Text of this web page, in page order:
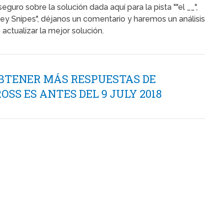
sobre la solución dada aquí para la pista ""el __",
Snipes", déjanos un comentario y haremos un análisis
la mejor solución.
MÁS RESPUESTAS DE
ES ANTES DEL 9 JULY 2018